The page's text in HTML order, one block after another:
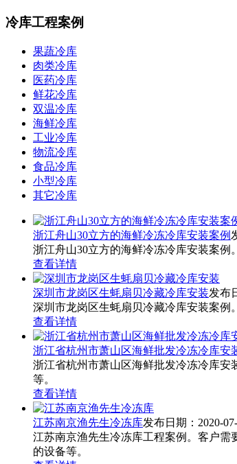
冷库工程案例
果蔬冷库
肉类冷库
医药冷库
鲜花冷库
双温冷库
海鲜冷库
工业冷库
物流冷库
食品冷库
小型冷库
其它冷库
浙江舟山30立方的海鲜冷冻冷库安装案例
浙江舟山30立方的海鲜冷冻冷库安装案例
查看详情
深圳市龙岗区生蚝扇贝冷藏冷库安装发布
深圳市龙岗区生蚝扇贝冷藏冷库安装案例
查看详情
浙江省杭州市萧山区海鲜批发冷冻冷库安
浙江省杭州市萧山区海鲜批发冷冻冷库安
等。
查看详情
江苏南京渔先生冷冻库发布日期：2020-
江苏南京渔先生冷冻库工程案例。客户需
的设备等。